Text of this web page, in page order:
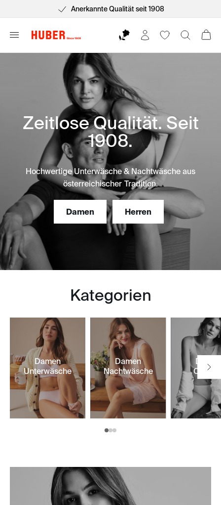
Kostenlose Lieferung ab 75€*
Zeitlose Qualität. Seit
1908.
Hochwertige Unterwäsche & Nachtwäsche aus
österreichischer Tradition.
Kategorien
Damen
Unterwäsche
Damen
Nachtwäsche